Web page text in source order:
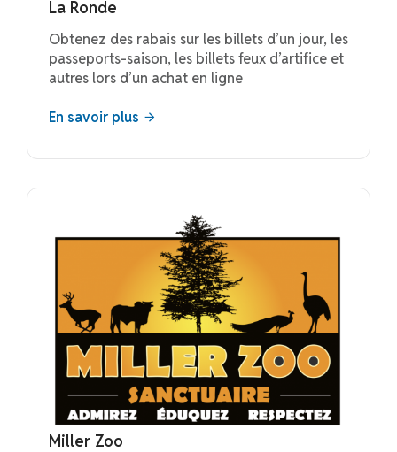
La Ronde
Obtenez des rabais sur les billets d’un jour, les
passeports-saison, les billets feux d’artifice et
autres lors d’un achat en ligne
En savoir plus
Miller Zoo